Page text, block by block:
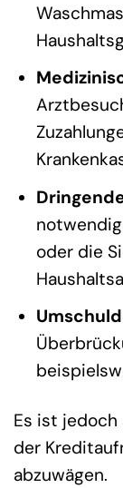
oder die
Es ist
der
abzuwägen.